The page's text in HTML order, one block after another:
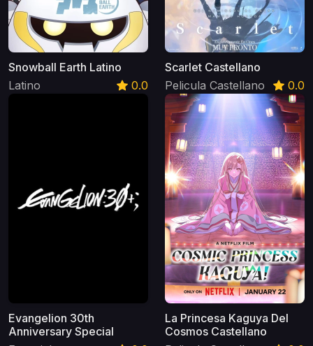
Snowball Earth Latino
Latino
0.0
Scarlet Castellano
Pelicula Castellano
0.0
Evangelion 30th
Anniversary Special
La Princesa Kaguya Del
Cosmos Castellano